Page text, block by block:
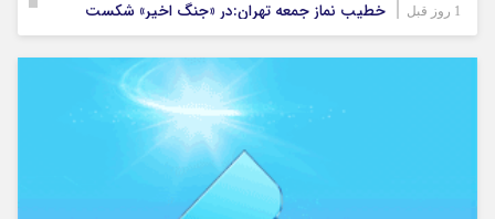
خطیب نماز جمعه تهران:در «جنگ اخیر» شکست
دیگری را به آمریکا تحمیل کردیم
نشست خبری رئیس‌جمهور همزمان با روز خبرنگار
امام جمعه ایلام: اقتدار ایران تهدیدهای پوشالی دشمن